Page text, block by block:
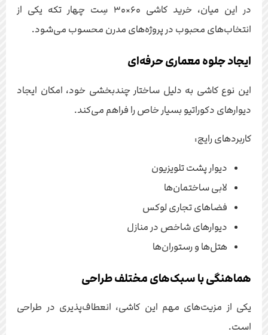
در این میان، خرید کاشی ۶۰×۳۰ سِت چهار تکه یکی از
انتخاب‌های محبوب در پروژه‌های مدرن محسوب می‌شود.
ایجاد جلوه معماری حرفه‌ای
این نوع کاشی به دلیل ساختار چندبخشی خود، امکان ایجاد
دیوارهای دکوراتیو بسیار خاص را فراهم می‌کند.
کاربردهای رایج:
دیوار پشت تلویزیون
لابی ساختمان‌ها
فضاهای تجاری لوکس
دیوارهای شاخص در منازل
هتل‌ها و رستوران‌ها
هماهنگی با سبک‌های مختلف طراحی
یکی از مزیت‌های مهم این کاشی، انعطاف‌پذیری در طراحی
است.